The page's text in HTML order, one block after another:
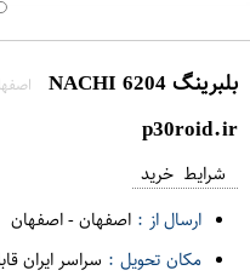
بلبرینگ 6204 NACHI
p30roid.ir
شرایط خرید
ارسال از : اصفهان-اصفهان
مکان تحویل : سراسر ایران